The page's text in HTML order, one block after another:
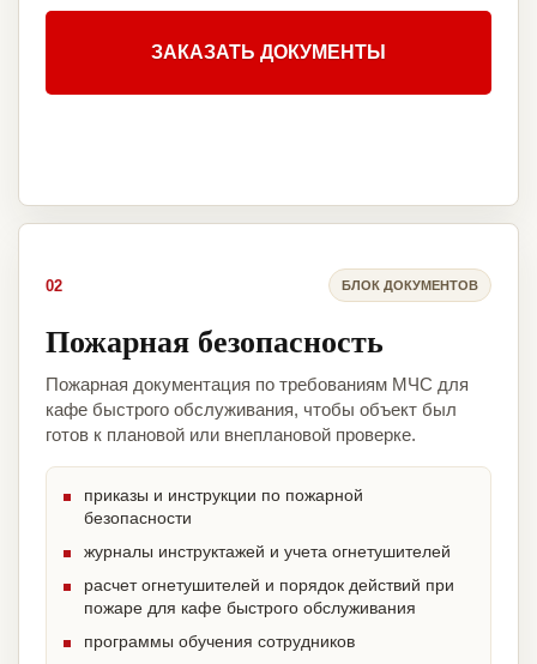
ЗАКАЗАТЬ ДОКУМЕНТЫ
02 БЛОК ДОКУМЕНТОВ
Пожарная безопасность
Пожарная документация по требованиям МЧС для
кафе быстрого обслуживания, чтобы объект был
готов к плановой или внеплановой проверке.
приказы и инструкции по пожарной
безопасности
журналы инструктажей и учета огнетушителей
расчет огнетушителей и порядок действий при
пожаре для кафе быстрого обслуживания
программы обучения сотрудников